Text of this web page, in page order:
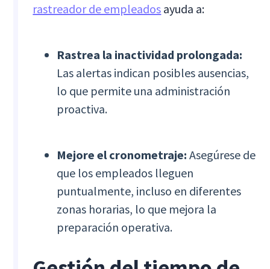
rastreador de empleados ayuda a:
Rastrea la inactividad prolongada:
Las alertas indican posibles ausencias,
lo que permite una administración
proactiva.
Mejore el cronometraje: Asegúrese de
que los empleados lleguen
puntualmente, incluso en diferentes
zonas horarias, lo que mejora la
preparación operativa.